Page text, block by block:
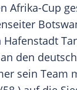
Afrika-Cup
den
sein Team